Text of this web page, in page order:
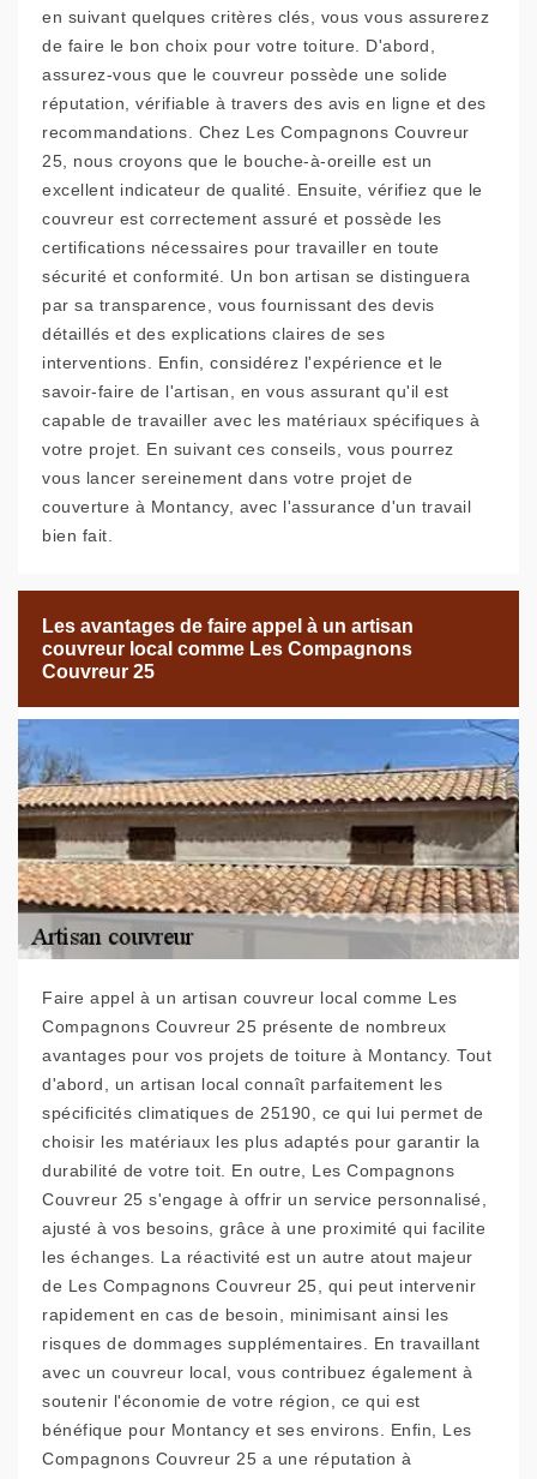
en suivant quelques critères clés, vous vous assurerez
de faire le bon choix pour votre toiture. D'abord,
assurez-vous que le couvreur possède une solide
réputation, vérifiable à travers des avis en ligne et des
recommandations. Chez Les Compagnons Couvreur
25, nous croyons que le bouche-à-oreille est un
excellent indicateur de qualité. Ensuite, vérifiez que le
couvreur est correctement assuré et possède les
certifications nécessaires pour travailler en toute
sécurité et conformité. Un bon artisan se distinguera
par sa transparence, vous fournissant des devis
détaillés et des explications claires de ses
interventions. Enfin, considérez l'expérience et le
savoir-faire de l'artisan, en vous assurant qu'il est
capable de travailler avec les matériaux spécifiques à
votre projet. En suivant ces conseils, vous pourrez
vous lancer sereinement dans votre projet de
couverture à Montancy, avec l'assurance d'un travail
bien fait.
Les avantages de faire appel à un artisan
couvreur local comme Les Compagnons
Couvreur 25
Faire appel à un artisan couvreur local comme Les
Compagnons Couvreur 25 présente de nombreux
avantages pour vos projets de toiture à Montancy. Tout
d'abord, un artisan local connaît parfaitement les
spécificités climatiques de 25190, ce qui lui permet de
choisir les matériaux les plus adaptés pour garantir la
durabilité de votre toit. En outre, Les Compagnons
Couvreur 25 s'engage à offrir un service personnalisé,
ajusté à vos besoins, grâce à une proximité qui facilite
les échanges. La réactivité est un autre atout majeur
de Les Compagnons Couvreur 25, qui peut intervenir
rapidement en cas de besoin, minimisant ainsi les
risques de dommages supplémentaires. En travaillant
avec un couvreur local, vous contribuez également à
soutenir l'économie de votre région, ce qui est
bénéfique pour Montancy et ses environs. Enfin, Les
Compagnons Couvreur 25 a une réputation à